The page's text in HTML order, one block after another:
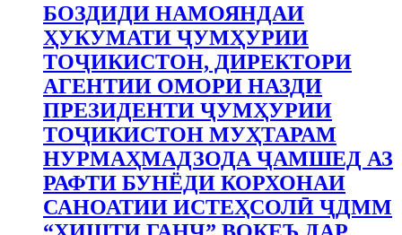
БОЗДИДИ НАМОЯНДАИ
ҲУКУМАТИ ҶУМҲУРИИ
ТОҶИКИСТОН, ДИРЕКТОРИ
АГЕНТИИ ОМОРИ НАЗДИ
ПРЕЗИДЕНТИ ҶУМҲУРИИ
ТОҶИКИСТОН МУҲТАРАМ
НУРМАҲМАДЗОДА ҶАМШЕД АЗ
РАФТИ БУНЁДИ КОРХОНАИ
САНОАТИИ ИСТЕҲСОЛӢ ҶДММ